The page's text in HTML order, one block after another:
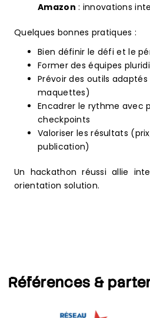
Amazon : innovations
Quelques bonnes pratiques :
Bien définir le défi et le
Former des équipes
Prévoir des outils
maquettes)
Encadrer le rythme avec
checkpoints
Valoriser les résultats
publication)
Un hackathon réussi allie
orientation solution.
Références&